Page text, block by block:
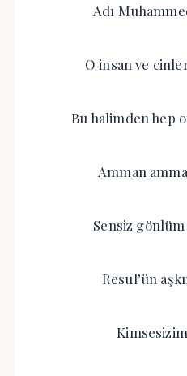
Adı
O insan ve
Bu halimden hep
Amman
Sensiz
Resul’ün